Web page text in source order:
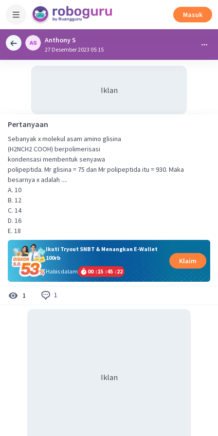
Masuk
Anthony S
27 Desember 2023 05:15
Iklan
Pertanyaan
Sebanyak x molekul asam amino glisina
(H2NCH2 COOH) berpolimerisasi
kondensasi membentuk senyawa
polipeptida. Mr glisina = 75 dan Mr polipeptida itu = 930. Maka
besarnya x adalah ....
A. 10
B. 12
C. 14
D. 16
E. 18
Ikuti Tryout SNBT & Menangkan E-Wallet
100rb
Habis dalam
00 :15 :45 :22
Klaim
1 1
Iklan